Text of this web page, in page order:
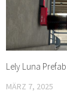
Lely Luna
MÄRZ 7, 2025